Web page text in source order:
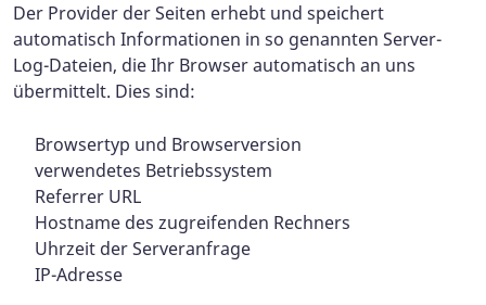
Der Provider der Seiten erhebt und speichert
automatisch Informationen in so genannten Server-
Log-Dateien, die Ihr Browser automatisch an uns
übermittelt. Dies sind:
Browsertyp und Browserversion
verwendetes Betriebssystem
Referrer URL
Hostname des zugreifenden Rechners
Uhrzeit der Serveranfrage
IP-Adresse